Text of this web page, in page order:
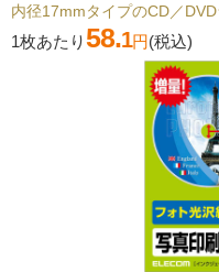
内径17mmタイプのCD／
1枚あたり58.1円(税込)